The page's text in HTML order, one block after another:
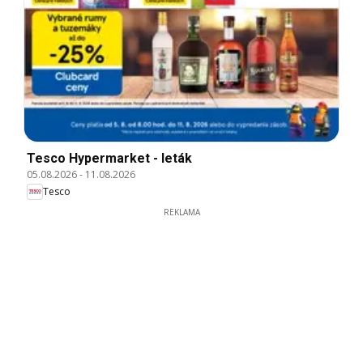
Tesco Hypermarket - leták
05.08.2026- 11.08.2026
Tesco
REKLAMA